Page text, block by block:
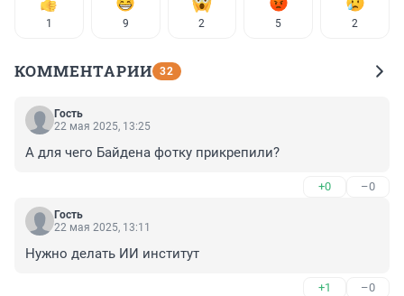
1 9 2 5 2
КОММЕНТАРИИ 32
Гость
22 мая 2025, 13:25
А для чего Байдена фотку прикрепили?
+0 –0
Гость
22 мая 2025, 13:11
Нужно делать ИИ институт
+1 –0